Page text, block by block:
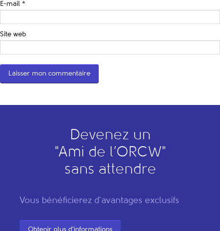
E-mail *
Site web
Devenez un
"Ami de l’ORCW"
sans attendre
Vous bénéficierez d'avantages exclusifs
Obtenir plus d'informations